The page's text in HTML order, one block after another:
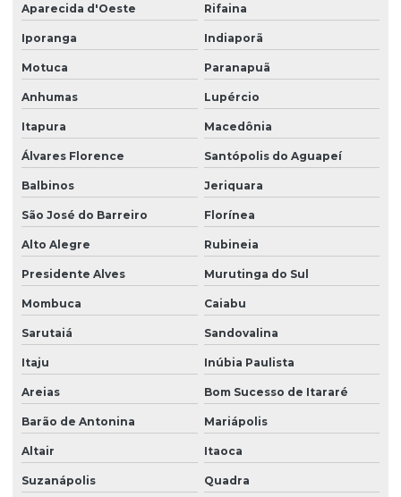
Aparecida d'Oeste Rifaina
Iporanga Indiaporã
Motuca Paranapuã
Anhumas Lupércio
Itapura Macedônia
Álvares Florence Santópolis do Aguapeí
Balbinos Jeriquara
São José do Barreiro Florínea
Alto Alegre Rubineia
Presidente Alves Murutinga do Sul
Mombuca Caiabu
Sarutaiá Sandovalina
Itaju Inúbia Paulista
Areias Bom Sucesso de Itararé
Barão de Antonina Mariápolis
Altair Itaoca
Suzanápolis Quadra